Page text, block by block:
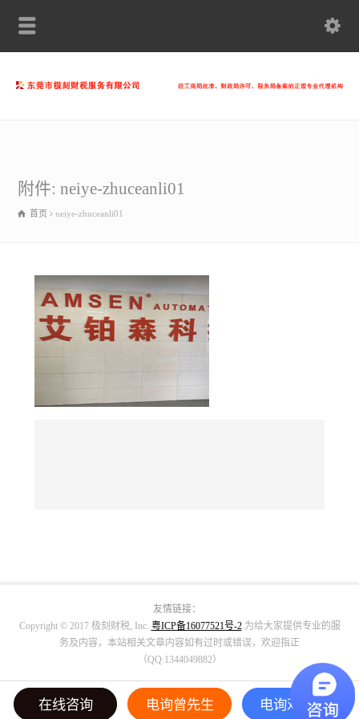
附件: neiye-zhuceanli01
首页 neiye-zhuceanli01
友情链接：
Copyright © 2017 极刻财税, Inc. 粤ICP备16077521号-2.为给大家提供专业的服
务及内容，本站相关文章内容如有过时或错误，欢迎指正
（QQ:1344049882）
在线咨询 电询曾先生 电询邓小姐